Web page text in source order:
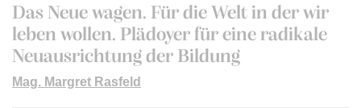
Das Neue wagen. Für die Welt in der wir
leben wollen. Plädoyer für eine radikale
Neuausrichtung der Bildung
Mag. Margret Rasfeld